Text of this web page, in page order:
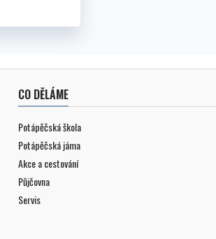
CO DĚLÁME
Potápěčská škola
Potápěčská jáma
Akce a cestování
Půjčovna
Servis